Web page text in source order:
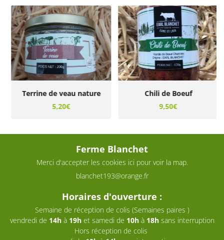
Terrine de veau nature
5,20€
Chili de Boeuf
9,50€
Ferme Blanchet
Merci d'accepter les cookies ici pour voir la map.
Horaires d'ouverture :
Semaine de réception de colis (Semaines paires )
vendredi de 14hà 19het samedi de 10hà 18hsans interruption
Hors réception de colis